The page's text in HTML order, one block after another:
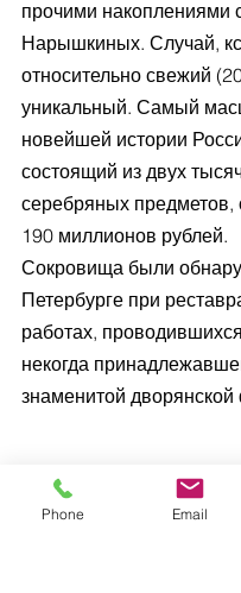
прочими накоплениями
Нарышкиных. Случай,
относительно свежий
уникальный. Самый
новейшей истории
состоящий из двух
серебряных предметов,
190 миллионов рублей.
Сокровища были
Петербурге при
работах,
некогда
знаменитой
Phone Email